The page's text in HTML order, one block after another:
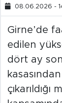
08.06.2026 -
Girne’de
edilen
dört ay